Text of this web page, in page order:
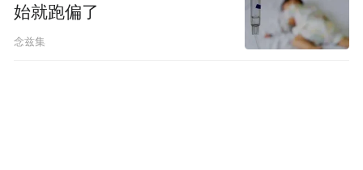
始就跑偏了
念兹集